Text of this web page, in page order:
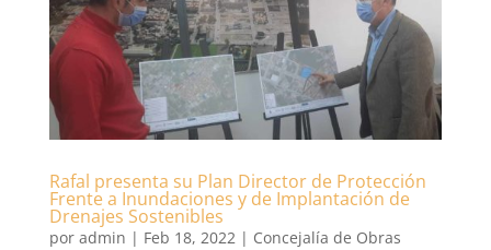
Rafal presenta su Plan Director de Protección
Frente a Inundaciones y de Implantación de
Drenajes Sostenibles
por admin | Feb 18, 2022| Concejalía de Obras